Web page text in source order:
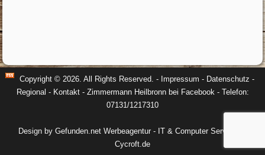
Copyright © 2026. All Rights Reserved. - Impressum - Datenschutz -
Regional - Kontakt- Zimmermann Heilbronn bei Facebook- Telefon:
07131/1217310
Design by Gefunden.net Werbeagentur- IT & Computer Service by
Cycroft.de